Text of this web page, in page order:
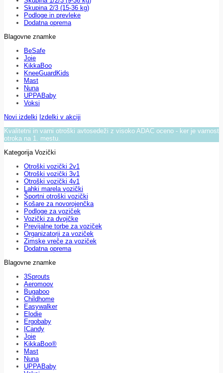
Skupina 2/3 (15-36 kg)
Podloge in prevleke
Dodatna oprema
Blagovne znamke
BeSafe
Joie
KikkaBoo
KneeGuardKids
Mast
Nuna
UPPABaby
Voksi
Novi izdelki Izdelki v akciji
Kvalitetni in varni otroški avtosedeži z visoko ADAC oceno - ker je varnost
otroka na 1. mestu.
Kategorija Vozički
Otroški vozički 2v1
Otroški vozički 3v1
Otroški vozički 4v1
Lahki marela vozički
Športni otroški vozički
Košare za novorojenčka
Podloge za voziček
Vozički za dvojčke
Previjalne torbe za voziček
Organizatorji za voziček
Zimske vreče za voziček
Dodatna oprema
Blagovne znamke
3Sprouts
Aeromoov
Bugaboo
Childhome
Easywalker
Elodie
Ergobaby
ICandy
Joie
KikkaBoo®
Mast
Nuna
UPPABaby